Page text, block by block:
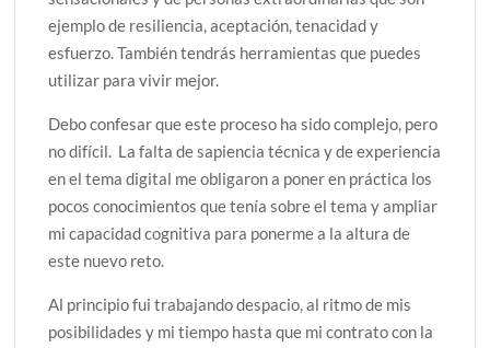
ejemplo de resiliencia, aceptación, tenacidad y
esfuerzo. También tendrás herramientas que puedes
utilizar para vivir mejor.
Debo confesar que este proceso ha sido complejo, pero
no difícil. La falta de sapiencia técnica y de experiencia
en el tema digital me obligaron a poner en práctica los
pocos conocimientos que tenía sobre el tema y ampliar
mi capacidad cognitiva para ponerme a la altura de
este nuevo reto.
Al principio fui trabajando despacio, al ritmo de mis
posibilidades y mi tiempo hasta que mi contrato con la